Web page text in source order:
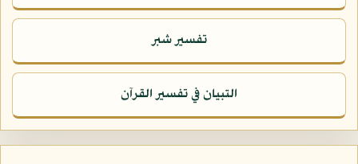
تفسير شبر
التبيان في تفسير القرآن